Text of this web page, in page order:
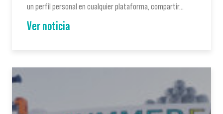
un perfil personal en cualquier plataforma, compartir…
Ver noticia